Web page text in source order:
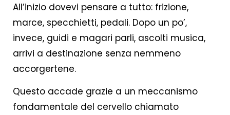
All’inizio dovevi pensare a tutto: frizione,
marce, specchietti, pedali. Dopo un po’,
invece, guidi e magari parli, ascolti musica,
arrivi a destinazione senza nemmeno
accorgertene.
Questo accade grazie a un meccanismo
fondamentale del cervello chiamato